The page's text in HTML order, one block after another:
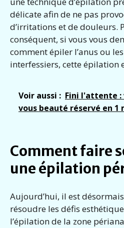
délicate afin de ne pas
d’irritations et de douleurs.
conséquent, si vous vous
comment épiler l’anus ou les
interfessiers, cette épilation
Voir aussi : Fini l'attente :
vous beauté réservé en 1
Comment faire
une épilation
Aujourd’hui, il est
résoudre les défis
l’épilation de la zone